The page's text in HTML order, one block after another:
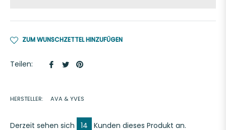
ZUM WUNSCHZETTEL HINZUFÜGEN
Teilen:
Auf
AufAuf
HERSTELLER: AVA & YVES
Derzeit sehen sich 14 Kunden dieses Produkt an.